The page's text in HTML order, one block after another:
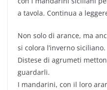
a tavola. Continua a
Non solo di arance, ma
si colora l’inverno siciliano.
Distese di agrumeti
guardarli.
I mandarini, con il loro